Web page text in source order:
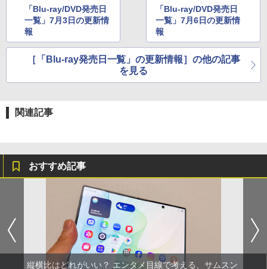
「Blu-ray/DVD発売日
一覧」7月3日の更新情
報
「Blu-ray/DVD発売日
一覧」7月6日の更新情
報
［「Blu-ray発売日一覧」の更新情報］の他の記事
を見る
関連記事
おすすめ記事
縦横比はどれがいい？ エンタメ目線で考える、サムスン